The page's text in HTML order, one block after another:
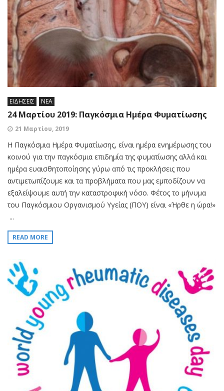
ΕΙΔΗΣΕΙΣ ΝΕΑ
24 Μαρτίου 2019: Παγκόσμια Ημέρα Φυματίωσης
21 Μαρτίου, 2019
Η Παγκόσμια Ημέρα Φυματίωσης, είναι ημέρα ενημέρωσης του
κοινού για την παγκόσμια επιδημία της φυματίωσης αλλά και
ημέρα ευαισθητοποίησης γύρω από τις προκλήσεις που
αντιμετωπίζουμε και τα προβλήματα που μας εμποδίζουν να
εξαλείψουμε αυτή την καταστροφική νόσο. Φέτος το μήνυμα
του Παγκόσμιου Οργανισμού Υγείας (ΠΟΥ) είναι «Ήρθε η ώρα!»
...
READ MORE